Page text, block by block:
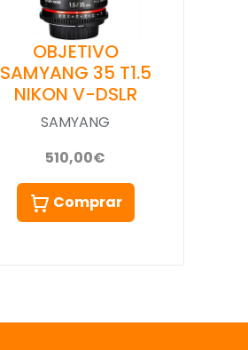
OBJETIVO
SAMYANG 35 T1.5
NIKON V-DSLR
SAMYANG
510,00€
Comprar